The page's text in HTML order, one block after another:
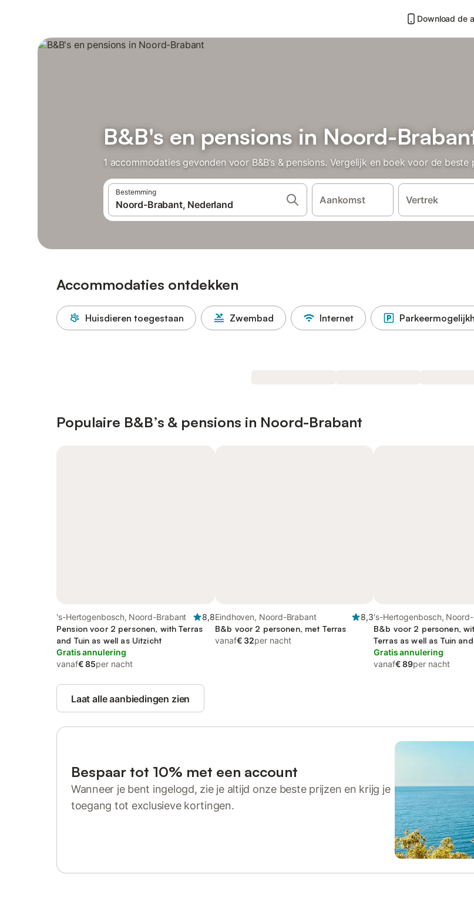
Download de
B&B's en pensions in Noord-
1 accommodaties gevonden voor B&B’s & pensions. Vergelijk en boek voor de beste
Bestemming
Aankomst Vertrek
Accommodaties ontdekken
Huisdieren toegestaan Zwembad Internet
Populaire B&B’s & pensions in Noord-Brabant
's-Hertogenbosch, Noord-Brabant
8,8
Pension voor 2 personen, with Terras
and Tuin as well as Uitzicht
Gratis annulering
vanaf€ 85per nacht
Eindhoven, Noord-Brabant
8,3
B&b voor 2 personen, met Terras
vanaf€ 32per nacht
's-Hertogenbosch,
B&b voor 2 personen,
Terras as well as Tuin
Gratis annulering
vanaf€ 89per nacht
Laat alle aanbiedingen zien
Bespaar tot 10% met een account
Wanneer je bent ingelogd, zie je altijd onze beste prijzen en krijg je
toegang tot exclusieve kortingen.